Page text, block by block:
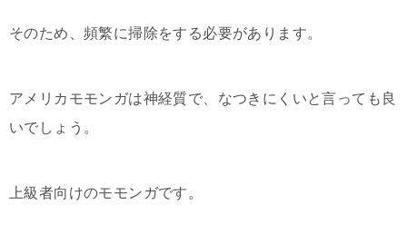
そのため、頻繁に掃除をする必要があります。
アメリカモモンガは神経質で、なつきにくいと言っても良
いでしょう。
上級者向けのモモンガです。